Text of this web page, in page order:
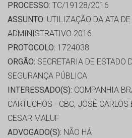
PROCESSO: TC/19128/2016
ASSUNTO: UTILIZAÇÃO DA ATA
ADMINISTRATIVO 2016
PROTOCOLO: 1724038
ORGÃO: SECRETARIA DE ESTADO
SEGURANÇA PÚBLICA
INTERESSADO(S): COMPANHIA
CARTUCHOS - CBC, JOSÉ
CESAR MALUF
ADVOGADO(S): NÃO HÁ